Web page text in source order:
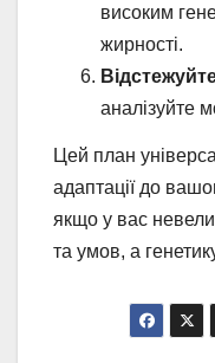
високим
жирності.
аналізуйте
Цей план
адаптації до
якщо у вас
та умов, а